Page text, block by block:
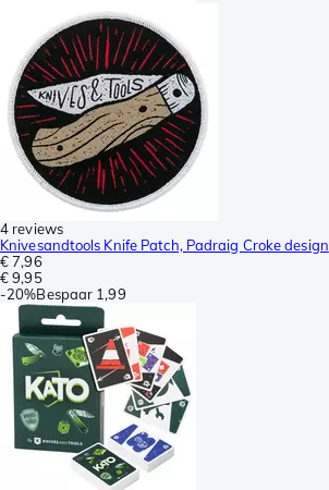
4 reviews
Knivesandtools Knife Patch, Padraig Croke design
€ 7,96
€ 9,95
-20%Bespaar 1,99